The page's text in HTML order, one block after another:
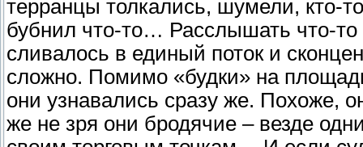
терранцы толкались, шумели, кто-
бубнил что-то… Расслышать что-то
сливалось в единый поток и
сложно. Помимо «будки» на
они узнавались сразу же. Похоже,
же не зря они бродячие – везде